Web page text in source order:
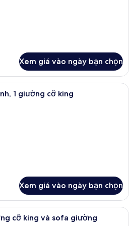
Xem giá vào ngày bạn chọn
Phòng đôi dành cho gia đình, 1
1 giường cỡ king
Xem giá vào ngày bạn chọn
Studio Suite Junior, 1 giường cỡ
cỡ king và sofa giường